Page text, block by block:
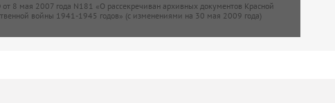
8 мая 2007 года N181 «О рассекречиван архивных документов Красной
войны 1941-1945 годов» (с изменениями на 30 мая 2009 года)